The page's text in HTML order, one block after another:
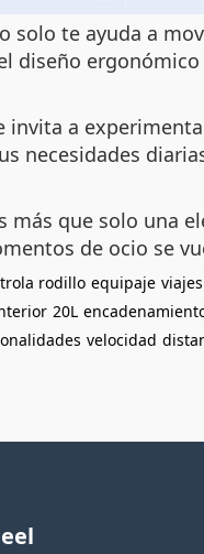
solo te ayuda a
diseño
invita a
necesidades
más que solo una
de ocio se
rodillo equipaje viajes
20L
velocidad